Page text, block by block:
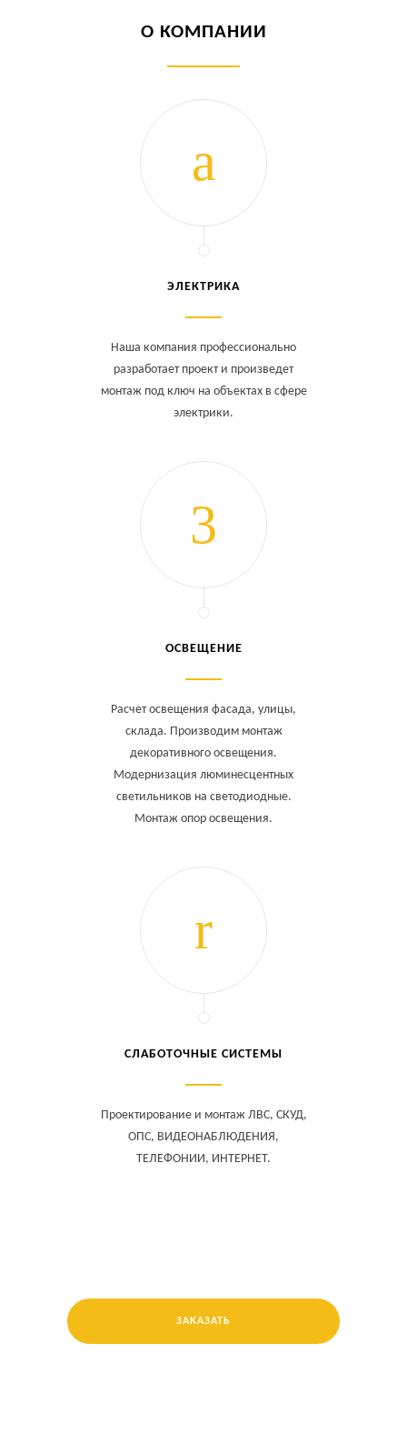
О КОМПАНИИ
ЭЛЕКТРИКА
Наша компания профессионально
разработает проект и произведет
монтаж под ключ на объектах в сфере
электрики.
ОСВЕЩЕНИЕ
Расчет освещения фасада, улицы,
склада. Производим монтаж
декоративного освещения.
Модернизация люминесцентных
светильников на светодиодные.
Монтаж опор освещения.
СЛАБОТОЧНЫЕ СИСТЕМЫ
Проектирование и монтаж ЛВС, СКУД,
ОПС, ВИДЕОНАБЛЮДЕНИЯ,
ТЕЛЕФОНИИ, ИНТЕРНЕТ.
ЗАКАЗАТЬ